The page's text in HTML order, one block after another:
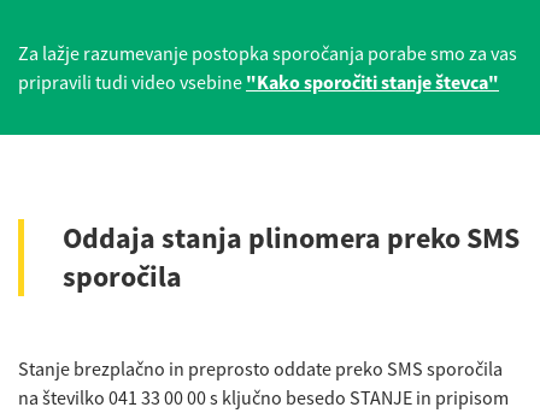
Za lažje razumevanje postopka sporočanja porabe smo za vas
pripravili tudi video vsebine "Kako sporočiti stanje števca"
Oddaja stanja plinomera preko SMS
sporočila
Stanje brezplačno in preprosto oddate preko SMS sporočila
na številko 041 33 00 00 s ključno besedo STANJE in pripisom